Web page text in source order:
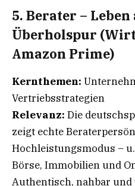
5. Berater –
Überholspur
Amazon Prime)
Kernthemen:
Vertriebsstrategien
Relevanz: Die
zeigt echte
Hochleistungsmodus –
Börse, Immobilien und
Authentisch, nahbar